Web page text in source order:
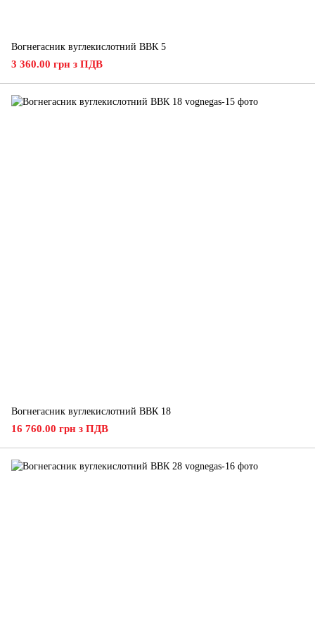
Вогнегасник вуглекислотний ВВК 5
3 360.00 грн з ПДВ
Вогнегасник вуглекислотний ВВК 18
16 760.00 грн з ПДВ